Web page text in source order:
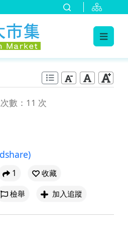
數：11 次
1
收藏
檢舉 加入追蹤